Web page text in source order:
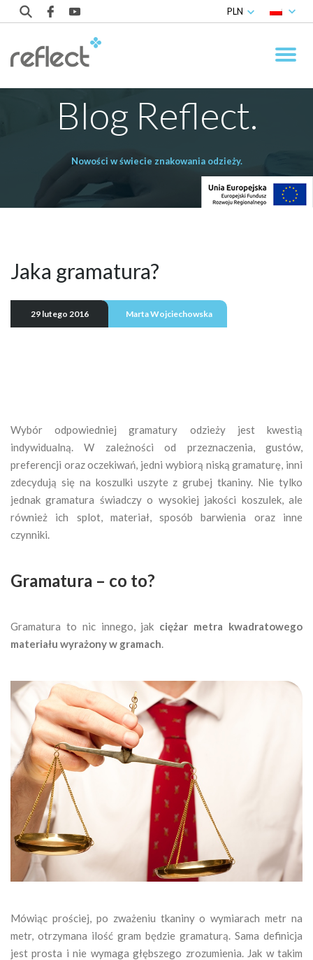
PLN
Blog Reflect.
Nowości w świecie znakowania odzieży.
Jaka gramatura?
29 lutego 2016 Marta Wojciechowska
Wybór odpowiedniej gramatury odzieży jest kwestią
indywidualną. W zależności od przeznaczenia, gustów,
preferencji oraz oczekiwań, jedni wybiorą niską gramaturę, inni
zdecydują się na koszulki uszyte z grubej tkaniny. Nie tylko
jednak gramatura świadczy o wysokiej jakości koszulek, ale
również ich splot, materiał, sposób barwienia oraz inne
czynniki.
Gramatura – co to?
Gramatura to nic innego, jak ciężar metra kwadratowego
materiału wyrażony w gramach.
Mówiąc prościej, po zważeniu tkaniny o wymiarach metr na
metr, otrzymana ilość gram będzie gramaturą. Sama definicja
jest prosta i nie wymaga głębszego zrozumienia. Jak w takim